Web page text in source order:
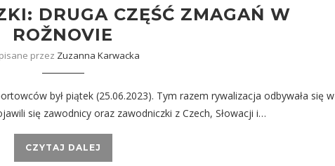
DRUGA CZĘŚĆ ZMAGAŃ W
ROŽNOVIE
przez Zuzanna Karwacka
był piątek (25.06.2023). Tym razem rywalizacja odbywała się w
się zawodnicy oraz zawodniczki z Czech, Słowacji i…
CZYTAJ DALEJ